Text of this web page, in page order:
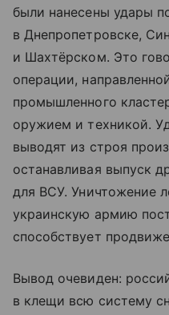
были нанесены удары
в Днепропетровске,
и Шахтёрском. Это
операции,
промышленного
оружием и техникой.
выводят из строя
останавливая выпуск
для ВСУ. Уничтожение
украинскую армию
способствует
Вывод очевиден:
в клещи всю систему